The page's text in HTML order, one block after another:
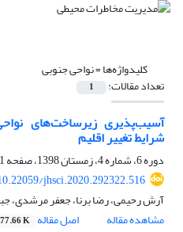
کلیدواژه‌ها =نواحی جنوبی
تعداد مقالات: 1
آسیب‌پذیری زیرساخت‌های
شرایط تغییر اقلیم
دوره 6، شماره 4، زمستان 1398، صفحه
jhsci.2020.292322.516
آرش رحیمی، رضا برنا، جعفر مرشدی،
مشاهده مقاله
اصل مقاله K